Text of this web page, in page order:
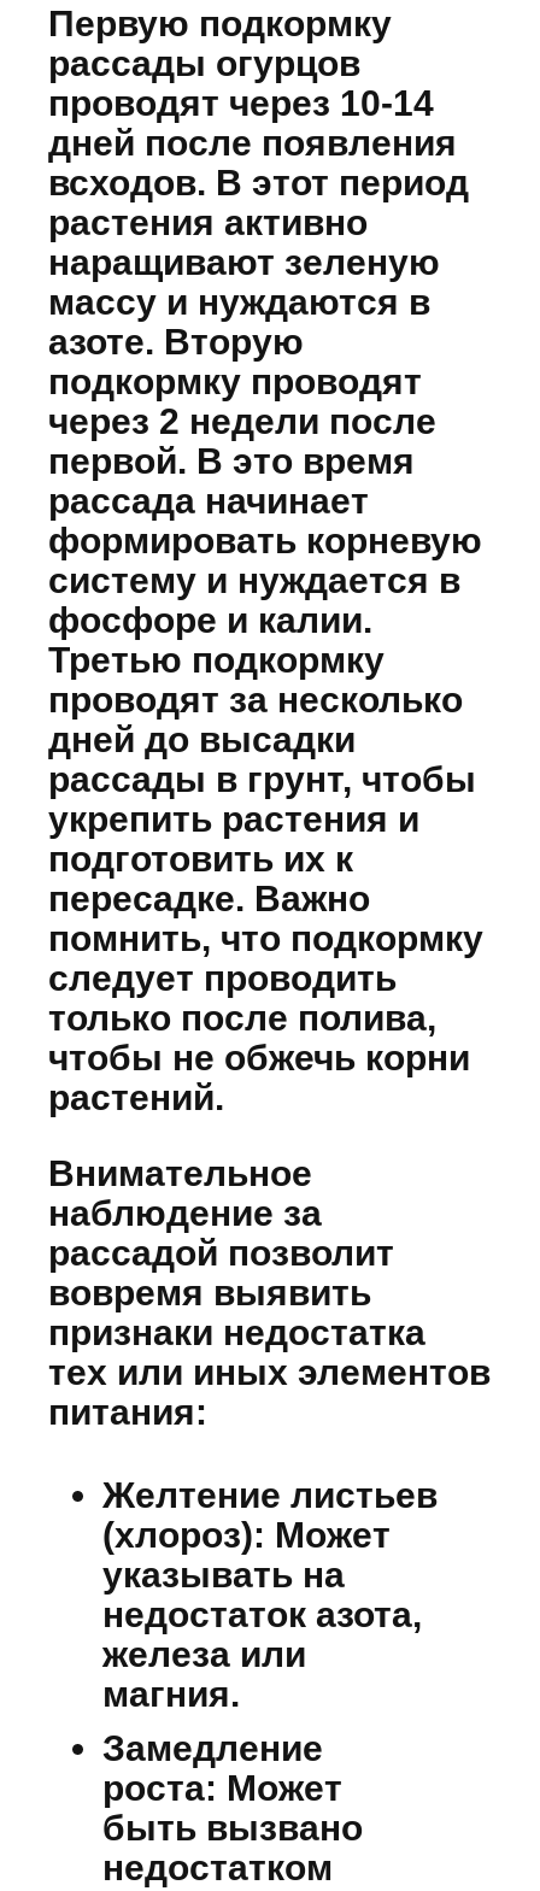
Первую подкормку
рассады огурцов
проводят через 10-14
дней после появления
всходов. В этот период
растения активно
наращивают зеленую
массу и нуждаются в
азоте. Вторую
подкормку проводят
через 2 недели после
первой. В это время
рассада начинает
формировать корневую
систему и нуждается в
фосфоре и калии.
Третью подкормку
проводят за несколько
дней до высадки
рассады в грунт, чтобы
укрепить растения и
подготовить их к
пересадке. Важно
помнить, что подкормку
следует проводить
только после полива,
чтобы не обжечь корни
растений.
Внимательное
наблюдение за
рассадой позволит
вовремя выявить
признаки недостатка
тех или иных элементов
питания:
Желтение листьев
(хлороз): Может
указывать на
недостаток азота,
железа или
магния.
Замедление
роста: Может
быть вызвано
недостатком